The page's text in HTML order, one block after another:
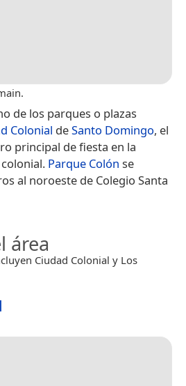
de los parques o plazas
Colonial deSanto Domingo, el
principal de fiesta en la
Parque Colón se
al noroeste de Colegio Santa
área
Ciudad Colonial y Los